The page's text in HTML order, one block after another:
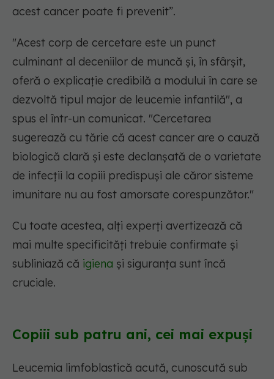
acest cancer poate fi prevenit”.
"Acest corp de cercetare este un punct
culminant al deceniilor de muncă și, în sfârșit,
oferă o explicație credibilă a modului în care se
dezvoltă tipul major de leucemie infantilă", a
spus el într-un comunicat. "Cercetarea
sugerează cu tărie că acest cancer are o cauză
biologică clară și este declanșată de o varietate
de infecții la copiii predispuși ale căror sisteme
imunitare nu au fost amorsate corespunzător."
Cu toate acestea, alți experți avertizează că
mai multe specificități trebuie confirmate și
subliniază că igiena și siguranța sunt încă
cruciale.
Copiii sub patru ani, cei mai expuși
Leucemia limfoblastică acută, cunoscută sub